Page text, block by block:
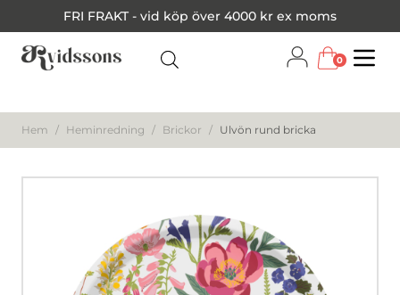
FRI FRAKT - vid köp över 4000 kr ex moms
0
Hem / Heminredning / Brickor / Ulvön rund bricka